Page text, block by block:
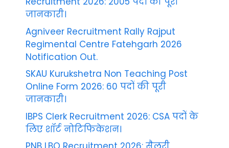
जानकारी।
Agniveer Recruitment Rally Rajput
Regimental Centre Fatehgarh 2026
Notification Out.
SKAU Kurukshetra Non Teaching Post
Online Form 2026: 60 पदों की पूरी
जानकारी।
IBPS Clerk Recruitment 2026: CSA पदों के
लिए शॉर्ट नोटिफिकेशन।